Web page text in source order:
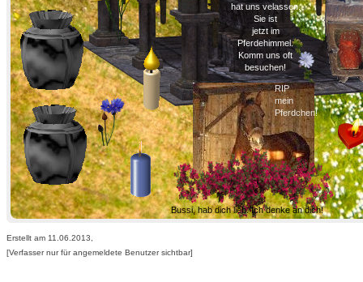
hat uns velassen.
Sie ist
jetzt im
Pferdehimmel.
Komm uns oft
besuchen!
RIP
mein
Pferdchen!
Bussi, hab dich lieb. Ich denke an dich!
Erstellt am 11.06.2013,
[Verfasser nur für angemeldete Benutzer sichtbar]